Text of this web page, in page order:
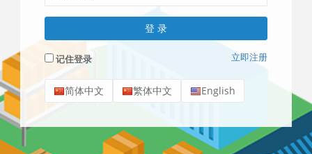
记住登录 立即注册
简体中文 繁体中文 English